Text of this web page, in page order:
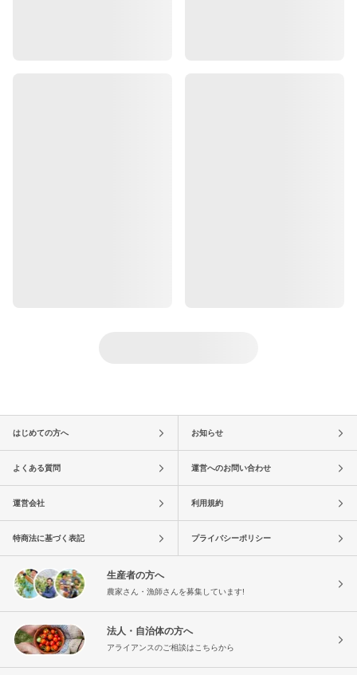
はじめての方へ お知らせ
よくある質問 運営へのお問い合わせ
運営会社 利用規約
特商法に基づく表記 プライバシーポリシー
生産者の方へ
農家さん・漁師さんを募集しています!
法人・自治体の方へ
アライアンスのご相談はこちらから